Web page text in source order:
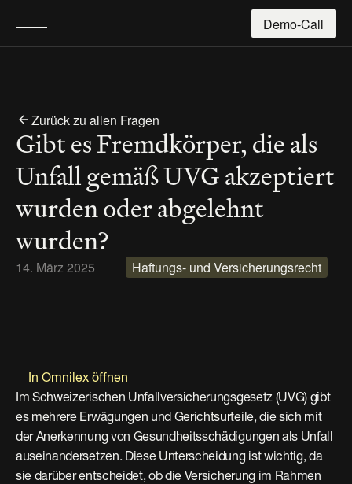
Zurück zu allen Fragen
Gibt es Fremdkörper, die als
Unfall gemäß UVG akzeptiert
wurden oder abgelehnt
wurden?
14. März 2025 Haftungs- und Versicherungsrecht
In Omnilex öffnen
Im Schweizerischen Unfallversicherungsgesetz (UVG) gibt
es mehrere Erwägungen und Gerichtsurteile, die sich mit
der Anerkennung von Gesundheitsschädigungen als Unfall
auseinandersetzen. Diese Unterscheidung ist wichtig, da
sie darüber entscheidet, ob die Versicherung im Rahmen
Demo-Call